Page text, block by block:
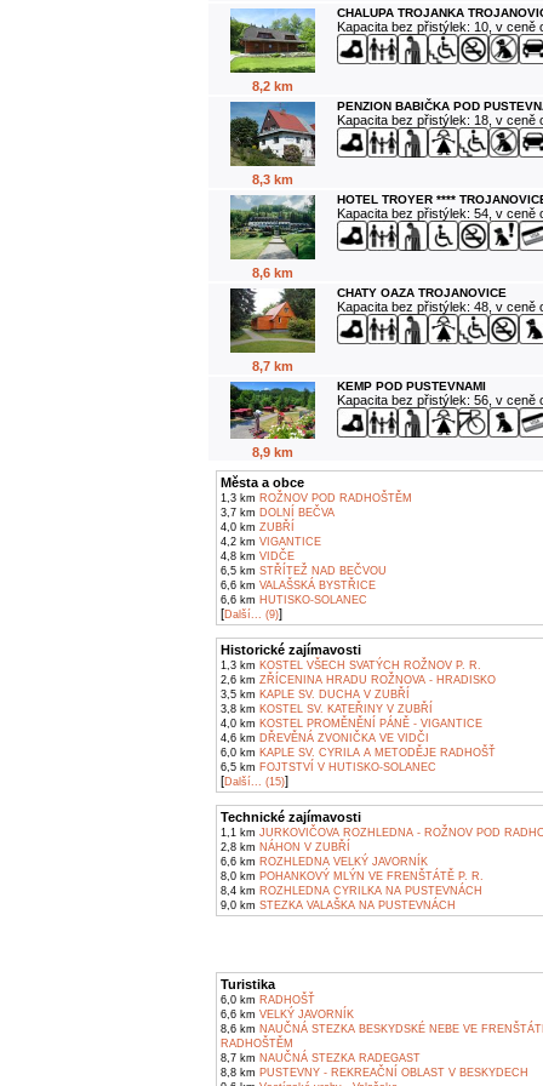
8,2 km
CHALUPA TROJANKA
Kapacita bez přistýlek: 10, v ceně
8,3 km
PENZION BABIČKA POD
Kapacita bez přistýlek: 18, v ceně
8,6 km
HOTEL TROYER ****
Kapacita bez přistýlek: 54, v ceně
8,7 km
CHATY OAZA TROJANOVICE
Kapacita bez přistýlek: 48, v ceně
8,9 km
KEMP POD PUSTEVNAMI
Kapacita bez přistýlek: 56, v ceně
Města a obce
1,3 km ROŽNOV POD RADHOŠTĚM
3,7 km DOLNÍ BEČVA
4,0 km ZUBŘÍ
4,2 km VIGANTICE
4,8 km VIDČE
6,5 km STŘÍTEŽ NAD BEČVOU
6,6 km VALAŠSKÁ BYSTŘICE
6,6 km HUTISKO-SOLANEC
[Další... (9)]
Historické zajímavosti
1,3 km KOSTEL VŠECH SVATÝCH ROŽNOV P. R.
2,6 km ZŘÍCENINA HRADU ROŽNOVA - HRADISKO
3,5 km KAPLE SV. DUCHA V ZUBŘÍ
3,8 km KOSTEL SV. KATEŘINY V ZUBŘÍ
4,0 km KOSTEL PROMĚNĚNÍ PÁNĚ - VIGANTICE
4,6 km DŘEVĚNÁ ZVONIČKA VE VIDČI
6,0 km KAPLE SV. CYRILA A METODĚJE RADHOŠŤ
6,5 km FOJTSTVÍ V HUTISKO-SOLANEC
[Další... (15)]
Technické zajímavosti
1,1 km JURKOVIČOVA ROZHLEDNA - ROŽNOV POD
2,8 km NÁHON V ZUBŘÍ
6,6 km ROZHLEDNA VELKÝ JAVORNÍK
8,0 km POHANKOVÝ MLÝN VE FRENŠTÁTĚ P. R.
8,4 km ROZHLEDNA CYRILKA NA PUSTEVNÁCH
9,0 km STEZKA VALAŠKA NA PUSTEVNÁCH
Turistika
6,0 km RADHOŠŤ
6,6 km VELKÝ JAVORNÍK
8,6 km NAUČNÁ STEZKA BESKYDSKÉ NEBE VE
RADHOŠTĚM
8,7 km NAUČNÁ STEZKA RADEGAST
8,8 km PUSTEVNY - REKREAČNÍ OBLAST V BESKYDECH